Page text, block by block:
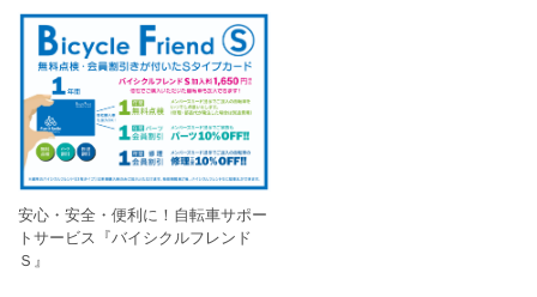
安心・安全・便利に！自転車サポー
トサービス『バイシクルフレンド
Ｓ』